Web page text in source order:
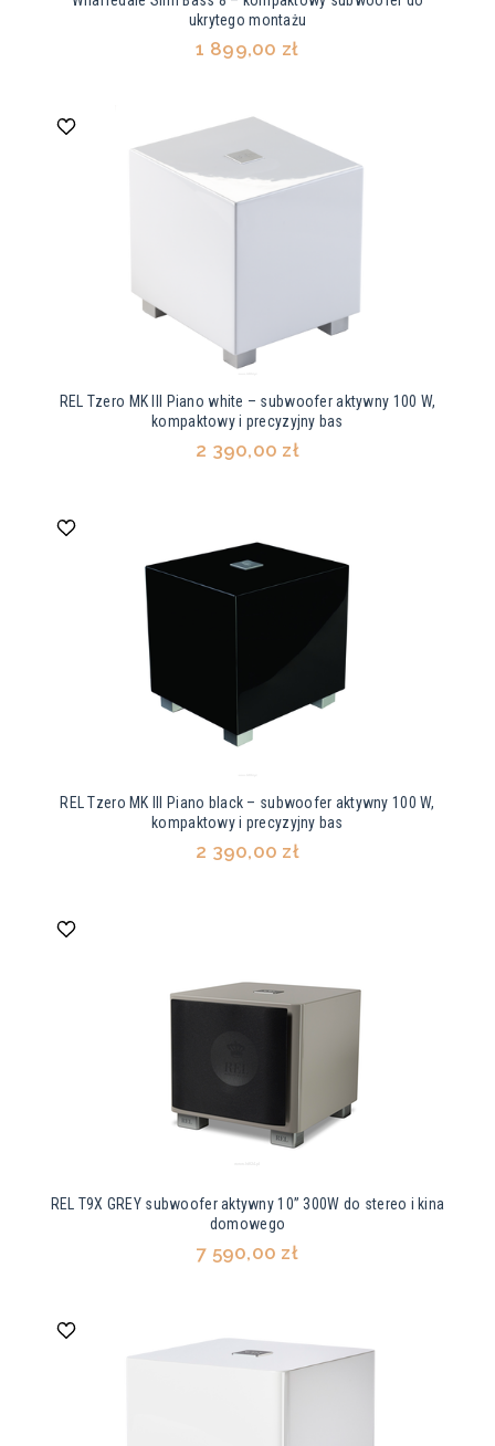
ukrytego montażu
1 899,00 zł
REL Tzero MK III Piano white – subwoofer aktywny 100 W,
kompaktowy i precyzyjny bas
2 390,00 zł
REL Tzero MK III Piano black – subwoofer aktywny 100 W,
kompaktowy i precyzyjny bas
2 390,00 zł
REL T9X GREY subwoofer aktywny 10” 300W do stereo i kina
domowego
7 590,00 zł